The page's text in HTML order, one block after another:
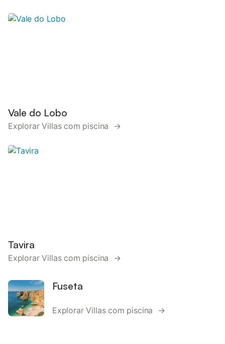
Vale do Lobo
Explorar Villas com piscina →
Tavira
Explorar Villas com piscina →
Fuseta
Explorar Villas com piscina →